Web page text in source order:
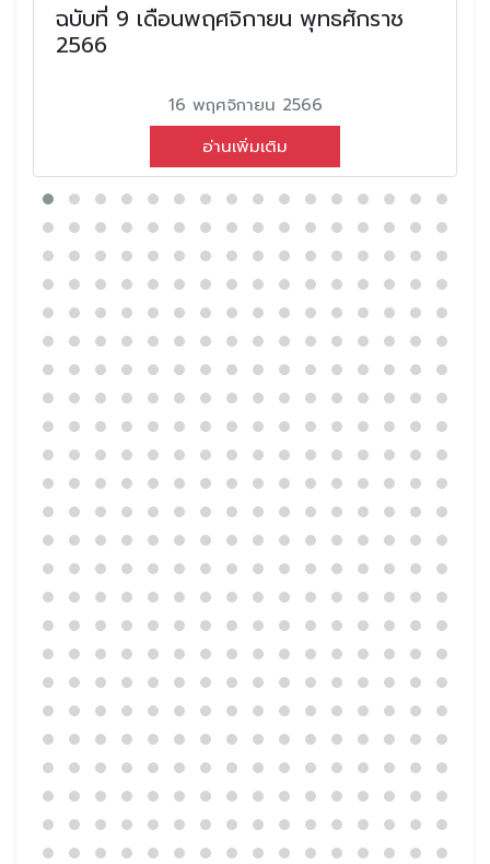
ฉบับที่ 9 เดือนพฤศจิกายน พุทธศักราช
2566
16 พฤศจิกายน 2566
อ่านเพิ่มเติม